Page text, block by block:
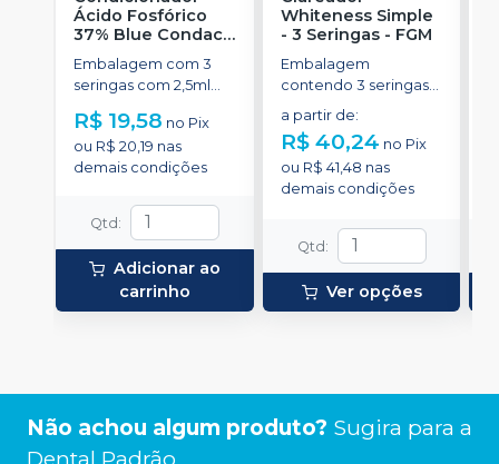
Ácido Fosfórico
37% Blue Condac-
FGM
Embalagem com 3
seringas com 2,5ml
ponteiras para
aplicação.
R$ 19,58 no Pix
ou R$ 20,19 nas
demais condições
Qtd:
Adicionar ao
carrinho
Whiteness Simple
- 3 Seringas- FGM
Embalagem
contendo 3 seringas
com 3g de gel cada
uma.
a partir de:
R$ 40,24 no Pix
ou R$ 41,48 nas
demais condições
Qtd:
Ver opções
Não achou algum produto? Sugira para a
Dental Padrão